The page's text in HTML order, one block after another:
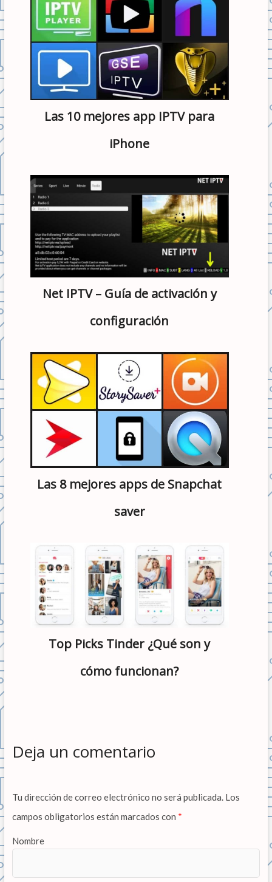
Las 10 mejores app IPTV para
iPhone
Net IPTV – Guía de activación y
configuración
Las 8 mejores apps de Snapchat
saver
Top Picks Tinder ¿Qué son y
cómo funcionan?
Deja un comentario
Tu dirección de correo electrónico no será publicada. Los
campos obligatorios están marcados con *
Nombre